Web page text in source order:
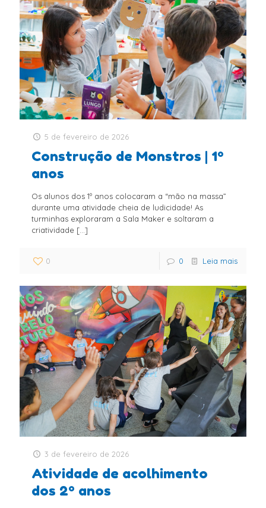
5 de fevereiro de 2026
Construção de Monstros | 1º
anos
Os alunos dos 1º anos colocaram a “mão na massa”
durante uma atividade cheia de ludicidade! As
turminhas exploraram a Sala Maker e soltaram a
criatividade […]
0 0 Leia mais
3 de fevereiro de 2026
Atividade de acolhimento
dos 2º anos